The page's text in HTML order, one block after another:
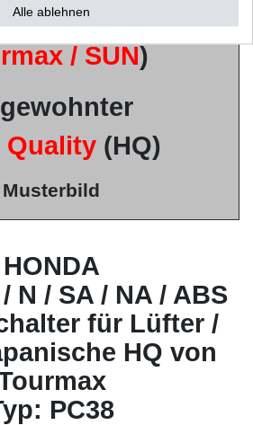
durch
/ SUN)
Quality (HQ)
Musterbild
HONDA
N / SA / NA / ABS
für Lüfter /
HQ von
PC38
Alle ablehnen